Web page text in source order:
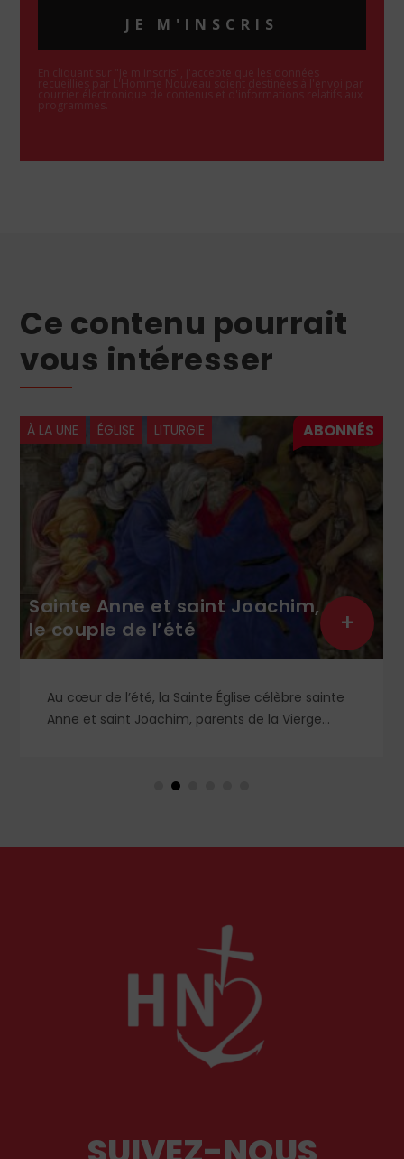
JE M'INSCRIS
En cliquant sur "Je m'inscris", j'accepte que les données
recueillies par L'Homme Nouveau soient destinées à l'envoi par
courrier électronique de contenus et d'informations relatifs aux
programmes.
Ce contenu pourrait
vous intéresser
À LA UNE ÉGLISE LITURGIE
Sainte Anne et saint Joachim,
le couple de l’été
Au cœur de l’été, la Sainte Église célèbre sainte
Anne et saint Joachim, parents de la Vierge
en Orient qu’en Occident, célèbre par sa piété
+